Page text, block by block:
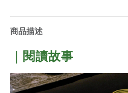
商品描述
｜閱讀故事